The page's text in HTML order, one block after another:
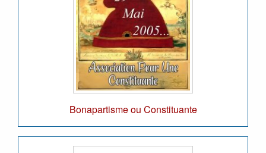
Bonapartisme ou Constituante